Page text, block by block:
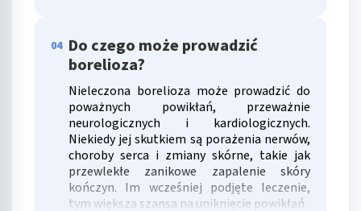
04 Do czego może prowadzić
borelioza?
Nieleczona borelioza może prowadzić do
poważnych powikłań, przeważnie
neurologicznych i kardiologicznych.
Niekiedy jej skutkiem są porażenia nerwów,
choroby serca i zmiany skórne, takie jak
przewlekłe zanikowe zapalenie skóry
kończyn. Im wcześniej podjęte leczenie,
tym większa szansa na uniknięcie powikłań.